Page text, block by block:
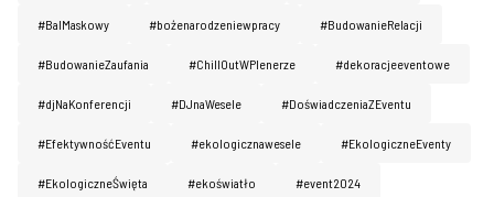
#BalMaskowy #bożenarodzeniewpracy #BudowanieRelacji
#BudowanieZaufania #ChillOutWPlenerze #dekoracjeeventowe
#djNaKonferencji #DJnaWesele #DoświadczeniaZEventu
#EfektywnośćEventu #ekologicznawesele #EkologiczneEventy
#EkologiczneŚwięta #ekoświatło #event2024